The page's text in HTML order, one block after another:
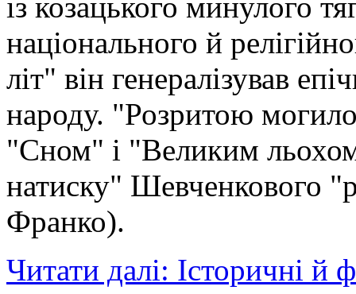
із козацького минулого
національного й
літ" він генералізував
народу. "Розритою
"Сном" і "Великим
натиску" Шевченкового
Франко).
Читати далі: Історичні й